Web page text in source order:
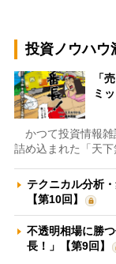
投資ノウハウ
「
ミ
かつて投資情報雑
詰め込まれた「天
テクニカル分析
【第10回】
不透明相場に勝
長！」【第9回】